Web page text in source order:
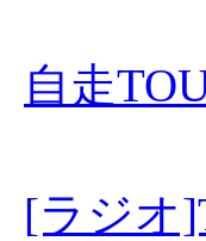
自走
[ラジオ